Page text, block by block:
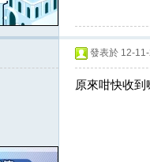
發表於 12-
原來咁快收